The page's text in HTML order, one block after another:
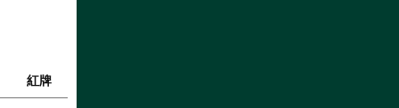
紅牌